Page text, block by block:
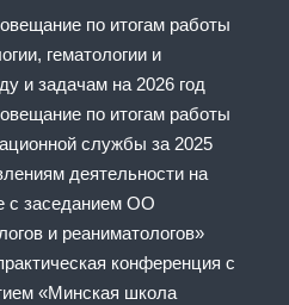
по итогам работы
гематологии и
и задачам на 2026 год
по итогам работы
службы за 2025
деятельности на
с заседанием ОО
и реаниматологов»
конференция с
«Минская школа